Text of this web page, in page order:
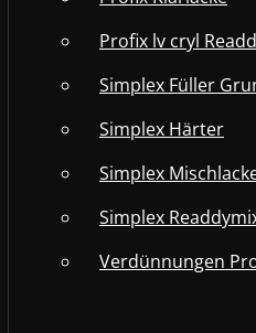
Profix lv cryl
Simplex Füller
Simplex Härter
Simplex
Simplex
Verdünnungen